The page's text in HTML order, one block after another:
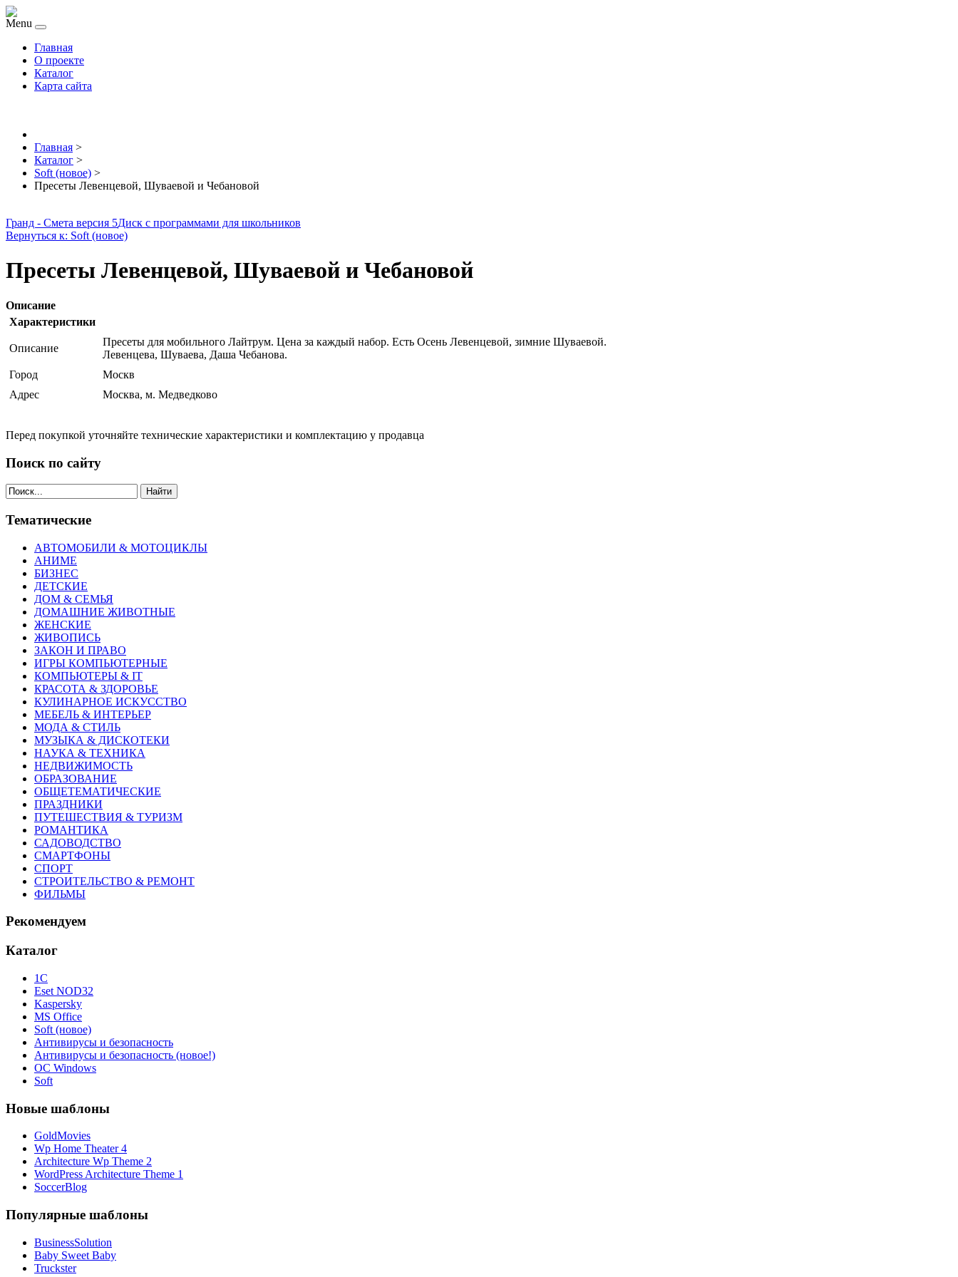
Menu
Главная
О проекте
Каталог
Карта сайта
Главная >
Каталог >
Soft (новое) >
Пресеты Левенцевой, Шуваевой и Чебановой
Гранд - Смета версия 5Диск с программами для школьников
Вернуться к: Soft (новое)
Пресеты Левенцевой, Шуваевой и Чебановой
Описание
Характеристики
Описание
Пресеты для мобильного Лайтрум. Цена за каждый набор. Есть Осень Левенцевой, зимние Шуваевой.
Левенцева, Шуваева, Даша Чебанова.
Город
Москв
Адрес
Москва, м. Медведково
Перед покупкой уточняйте технические характеристики и комплектацию у продавца
Поиск по сайту
Найти
Тематические
АВТОМОБИЛИ & МОТОЦИКЛЫ
АНИМЕ
БИЗНЕС
ДЕТСКИЕ
ДОМ & СЕМЬЯ
ДОМАШНИЕ ЖИВОТНЫЕ
ЖЕНСКИЕ
ЖИВОПИСЬ
ЗАКОН И ПРАВО
ИГРЫ КОМПЬЮТЕРНЫЕ
КОМПЬЮТЕРЫ & IT
КРАСОТА & ЗДОРОВЬЕ
КУЛИНАРНОЕ ИСКУССТВО
МЕБЕЛЬ & ИНТЕРЬЕР
МОДА & СТИЛЬ
МУЗЫКА & ДИСКОТЕКИ
НАУКА & ТЕХНИКА
НЕДВИЖИМОСТЬ
ОБРАЗОВАНИЕ
ОБЩЕТЕМАТИЧЕСКИЕ
ПРАЗДНИКИ
ПУТЕШЕСТВИЯ & ТУРИЗМ
РОМАНТИКА
САДОВОДСТВО
СМАРТФОНЫ
СПОРТ
СТРОИТЕЛЬСТВО & РЕМОНТ
ФИЛЬМЫ
Рекомендуем
Каталог
1С
Eset NOD32
Kaspersky
MS Office
Soft (новое)
Антивирусы и безопасность
Антивирусы и безопасность (новое!)
ОС Windows
Soft
Новые шаблоны
GoldMovies
Wp Home Theater 4
Architecture Wp Theme 2
WordPress Architecture Theme 1
SoccerBlog
Популярные шаблоны
BusinessSolution
Baby Sweet Baby
Truckster